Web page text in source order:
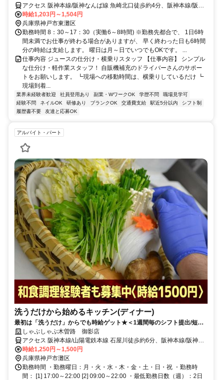
アクセス 阪神本線/阪神なんば線 魚崎北口徒歩約4分、阪神本線/阪神
なんば線 魚崎北口徒歩約4分、阪神本線/阪神なんば線 住吉（阪神
線）徒歩約7分 魚崎駅スグ（集合場所） ※現地集合＆現地解散OK！
時給1,203円～1,504円
兵庫県神戸市東灘区
勤務時間 8：30～17：30（実働6～8時間) ※勤務先都合で、 1日6時
間未満でお仕事が終わる場合がありますが、 早く終わった日も6時間
分の時給は支給します。 曜日は月～日でいつでもOKです。 ...
仕事内容 ジュースの仕分け・横乗りスタッフ 【仕事内容】 シンプル
な仕分け・軽作業スタッフ！ 自販機補充のドライバーさんのサポー
トをお願いします。 ┗現場への移動時間は、横乗りしているだけ ┗
現場到着...
業界未経験者歓迎 社員登用あり 副業・WワークOK 学歴不問
職場見学可
経験不問
ネイルOK 研修あり ブランクOK 交通費支給 駅近5分以内
シフト制
履歴書不要
友達と応募OK
アルバイト・パート
洗うだけから始めるキッチン(ディナー)
最初は「洗うだけ」からでも時給ゲット★＜1週間毎のシフト提出/短時
間3h～/週2日～＞
しゃぶしゃぶ木曽路 御影店
アクセス 阪神本線/山陽電鉄本線 石屋川徒歩約6分、阪神本線/阪神な
んば線 新在家徒歩約13分、ＪＲ東海道本線 六甲道南出口徒歩約13分
石屋川駅徒歩5分
時給1,250円～1,500円
兵庫県神戸市灘区
勤務時間 ・勤務曜日：月・火・水・木・金・土・日・祝 ・勤務時
間： [1] 17:00～22:00 [2] 09:00～22:00 ・最低勤務日数（週）：2日